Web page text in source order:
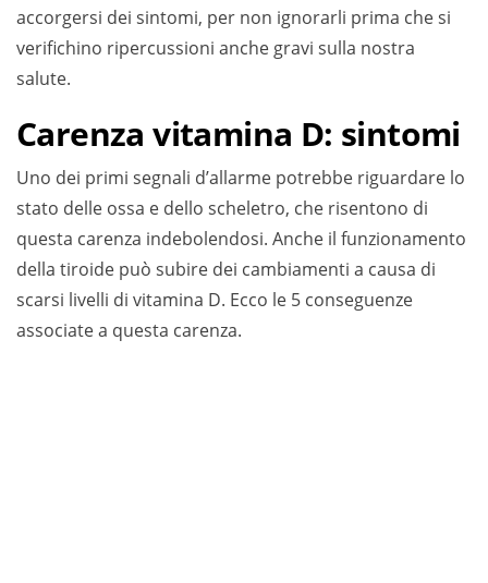
accorgersi dei sintomi, per non ignorarli prima che si
verifichino ripercussioni anche gravi sulla nostra
salute.
Carenza vitamina D: sintomi
Uno dei primi segnali d’allarme potrebbe riguardare lo
stato delle ossa e dello scheletro, che risentono di
questa carenza indebolendosi. Anche il funzionamento
della tiroide può subire dei cambiamenti a causa di
scarsi livelli di vitamina D. Ecco le 5 conseguenze
associate a questa carenza.